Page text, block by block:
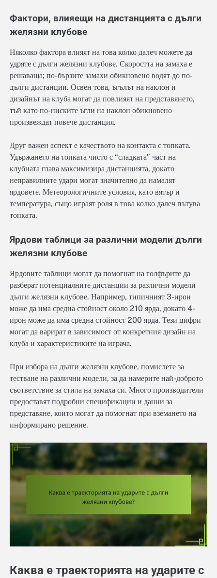
Фактори, влияещи на дистанцията с дълги
желязни клубове
Няколко фактора влияят на това колко далеч можете да
удряте с дълги желязни клубове. Скоростта на замаха е
решаваща; по-бързите замахи обикновено водят до по-
дълги дистанции. Освен това, ъгълът на наклон и
дизайнът на клуба могат да повлияят на представянето,
тъй като по-ниските ъгли на наклон обикновено
произвеждат повече дистанция.
Друг важен аспект е качеството на контакта с топката.
Удържането на топката чисто с “сладката” част на
клубната глава максимизира дистанцията, докато
неправилните удари могат значително да намалят
ярдовете. Метеорологичните условия, като вятър и
температура, също играят роля в това колко далеч пътува
топката.
Ярдови таблици за различни модели дълги
желязни клубове
Ярдовите таблици могат да помогнат на голфърите да
разберат потенциалните дистанции за различни модели
дълги желязни клубове. Например, типичният 3-ирон
може да има средна стойност около 210 ярда, докато 4-
ирон може да има средна стойност 200 ярда. Тези цифри
могат да варират в зависимост от конкретния дизайн на
клуба и характеристиките на играча.
При избора на дълги желязни клубове, помислете за
тестване на различни модели, за да намерите най-доброто
съответствие за стила на замаха си. Много производители
предоставят подробни спецификации и данни за
представяне, които могат да помогнат при вземането на
информирано решение.
Каква е траекторията на ударите с